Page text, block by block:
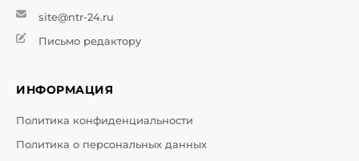
site@ntr-24.ru
Письмо редактору
ИНФОРМАЦИЯ
Политика конфиденциальности
Политика о персональных данных